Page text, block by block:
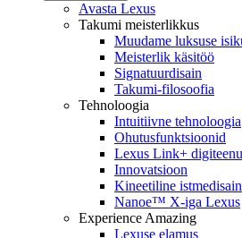
Avasta Lexus
Takumi meisterlikkus
Muudame luksuse
Meisterlik käsitöö
Signatuurdisain
Takumi-filosoofia
Tehnoloogia
Intuitiivne tehnoloogia
Ohutusfunktsioonid
Lexus Link+
Innovatsioon
Kineetiline istmedisain
Nanoe™ X-iga Lexus
Experience Amazing
Lexuse elamus